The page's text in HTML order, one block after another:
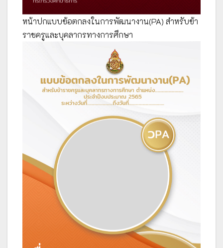
หน้าปกแบบข้อตกลงในการพัฒนางาน(PA) สำหรับข้า
ราชครูและบุคลากรทางการศึกษา